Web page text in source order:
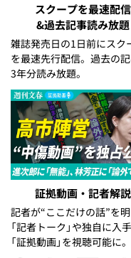
スクープを最速配信
&過去記事読み放題
雑誌発売日の1日前にスク
を最速先行配信。過去の
3年分読み放題。
証拠動画・記者解説
記者が“ここだけの話”を
「記者トーク」や独自に入
「証拠動画」を視聴可能に。